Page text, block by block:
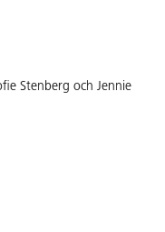
Stenberg och Jennie